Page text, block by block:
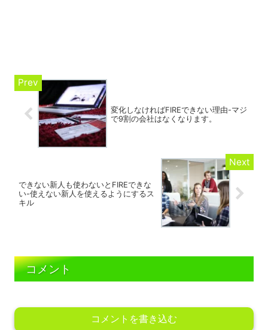
変化しなければFIREできない理由-マジ
で9割の会社はなくなります。
できない新人も使わないとFIREできな
い-使えない新人を使えるようにするス
キル
コメント
コメントを書き込む